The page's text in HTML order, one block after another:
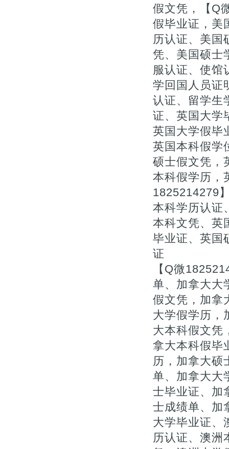
假文凭，【Q
假毕业证，美
历认证、美国
凭、美国硕士
服认证、使馆
学回国人员证
认证、留学生
证、英国大学
英国大学假毕
英国本科假学
硕士假文凭，
本科假学历，
1825214279
本科学历认证
本科文凭、英
毕业证、英国
证
【Q微
单、加拿大大
假文凭，加拿
大学假学历，
大本科假文凭
拿大本科假毕
历，加拿大硕
单、加拿大大
士毕业证、加
士成绩单、加
大学毕业证、
历认证、澳洲